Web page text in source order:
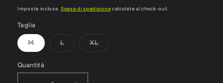
di
Imposte incluse. Spese di spedizione calcolate al check-out.
Taglia
MVariante
esaurita
non
disponibile
LVarianteXLVariante
Quantità